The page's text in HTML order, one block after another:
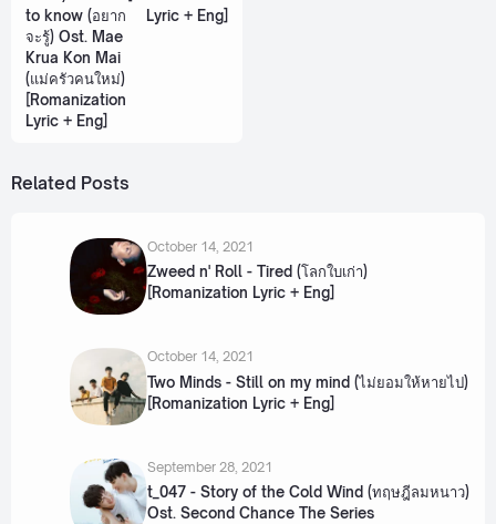
to know (อยาก
จะรู้) Ost. Mae
Krua Kon Mai
(แม่ครัวคนใหม่)
[Romanization
Lyric + Eng]
Lyric + Eng]
Related Posts
October 14, 2021
Zweed n' Roll - Tired (โลกใบเก่า)
[Romanization Lyric + Eng]
October 14, 2021
Two Minds - Still on my mind (ไม่ยอมให้หายไป)
[Romanization Lyric + Eng]
September 28, 2021
t_047 - Story of the Cold Wind (ทฤษฎีลมหนาว)
Ost. Second Chance The Series